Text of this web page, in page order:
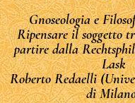
Gnoseologia e
Ripensare il soggetto
partire dalla
Lask
Roberto Redaelli
di